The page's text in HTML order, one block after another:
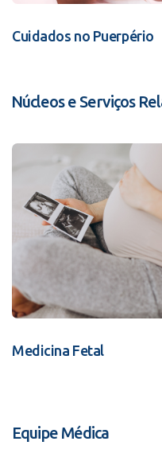
Cuidados no Puerpério
Núcleos e Serviços
Medicina Fetal
Equipe Médica